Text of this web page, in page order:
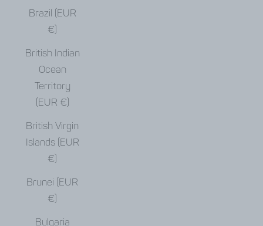
Brazil (EUR
€)
British Indian
Ocean
Territory
(EUR €)
British Virgin
Islands (EUR
€)
Brunei (EUR
€)
Bulgaria